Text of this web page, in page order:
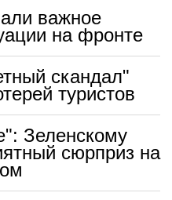
важное
на фронте
скандал"
туристов
Зеленскому
сюрприз на